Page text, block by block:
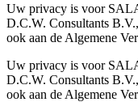
Uw privacy is voor
D.C.W. Consultants
ook aan de Algemene
Uw privacy is voor
D.C.W. Consultants
ook aan de Algemene